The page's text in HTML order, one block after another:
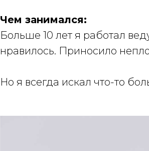
Чем занимался:
Больше 10 лет я работал
нравилось. Приносило
Но я всегда искал что-то